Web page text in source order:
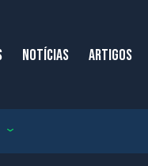
NOTÍCIAS ARTIGOS